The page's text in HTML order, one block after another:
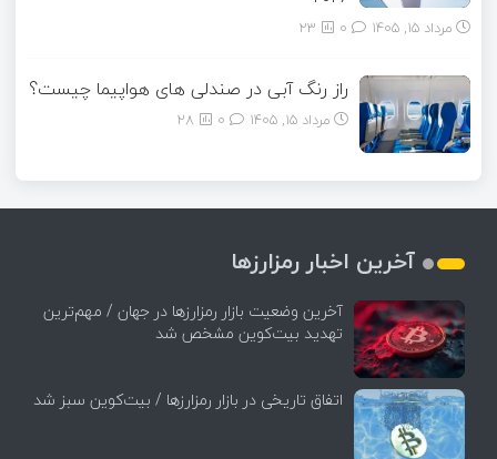
مرداد ۱۵, ۱۴۰۵ 23
راز رنگ آبی در صندلی های هواپیما چیست؟
مرداد ۱۵, ۱۴۰۵ 28
آخرین اخبار رمزارزها
آخرین وضعیت بازار رمزارزها در جهان / مهم‌ترین
تهدید بیت‌کوین مشخص شد
اتفاق تاریخی در بازار رمزارزها / بیت‌کوین سبز شد